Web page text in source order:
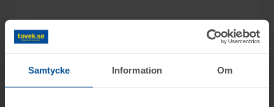
Samtycke Information Om
Utgångspris: 300 kr
Moms: 25% tillkommer
Slagavgift: 120 krexkl. moms